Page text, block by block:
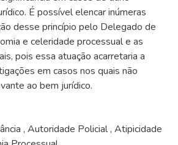
É possível elencar inúmeras
desse princípio pelo Delegado de
e celeridade processual e as
pois essa atuação acarretaria a
em casos nos quais não
ao bem jurídico.
, Autoridade Policial, Atipicidade